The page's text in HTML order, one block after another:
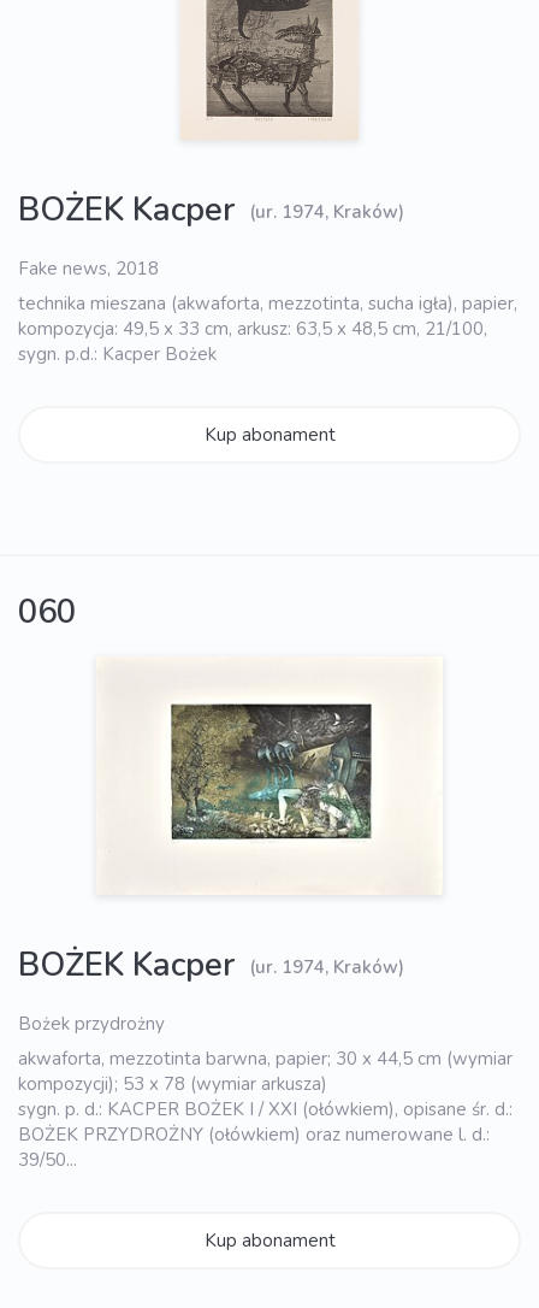
BOŻEK Kacper (ur. 1974, Kraków)
Fake news, 2018
technika mieszana (akwaforta, mezzotinta, sucha igła), papier,
kompozycja: 49,5 x 33 cm, arkusz: 63,5 x 48,5 cm, 21/100,
sygn. p.d.: Kacper Bożek
Kup abonament
060
BOŻEK Kacper (ur. 1974, Kraków)
Bożek przydrożny
akwaforta, mezzotinta barwna, papier; 30 x 44,5 cm (wymiar
kompozycji); 53 x 78 (wymiar arkusza)
sygn. p. d.: KACPER BOŻEK I / XXI (ołówkiem), opisane śr. d.:
BOŻEK PRZYDROŻNY (ołówkiem) oraz numerowane l. d.:
39/50...
Kup abonament